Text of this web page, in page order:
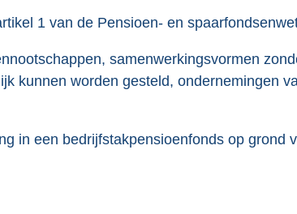
1 van de Pensioen- en
samenwerkingsvormen
kunnen worden gesteld, ondernemingen
in een bedrijfstakpensioenfonds op grond